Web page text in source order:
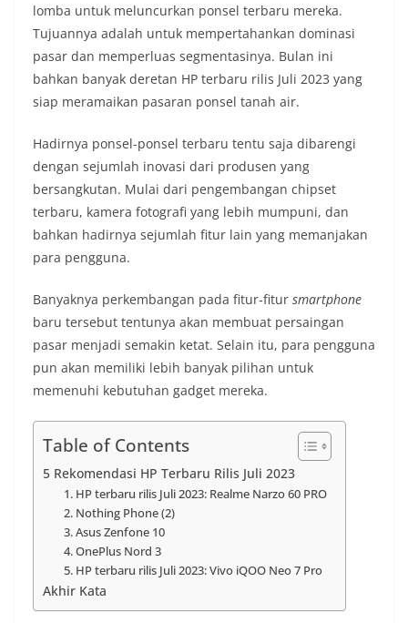
lomba untuk meluncurkan ponsel terbaru mereka.
Tujuannya adalah untuk mempertahankan dominasi
pasar dan memperluas segmentasinya. Bulan ini
bahkan banyak deretan HP terbaru rilis Juli 2023 yang
siap meramaikan pasaran ponsel tanah air.
Hadirnya ponsel-ponsel terbaru tentu saja dibarengi
dengan sejumlah inovasi dari produsen yang
bersangkutan. Mulai dari pengembangan chipset
terbaru, kamera fotografi yang lebih mumpuni, dan
bahkan hadirnya sejumlah fitur lain yang memanjakan
para pengguna.
Banyaknya perkembangan pada fitur-fitur smartphone
baru tersebut tentunya akan membuat persaingan
pasar menjadi semakin ketat. Selain itu, para pengguna
pun akan memiliki lebih banyak pilihan untuk
memenuhi kebutuhan gadget mereka.
Table of Contents
5 Rekomendasi HP Terbaru Rilis Juli 2023
1. HP terbaru rilis Juli 2023: Realme Narzo 60 PRO
2. Nothing Phone (2)
3. Asus Zenfone 10
4. OnePlus Nord 3
5. HP terbaru rilis Juli 2023: Vivo iQOO Neo 7 Pro
Akhir Kata